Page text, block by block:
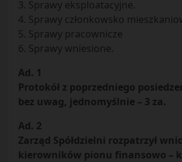
3. Sprawy eksploatacyjne.
4. Sprawy członkowsko
5. Sprawy pracownicze
6. Sprawy wniesione.
Ad. 1
Protokół z poprzedniego
bez uwag, jednomyślnie – 3 za.
Ad. 2
Zarząd Spółdzielni rozpatrzył
kierowników pionu finansowo –